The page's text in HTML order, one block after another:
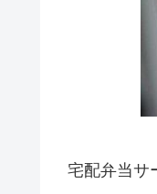
宅配弁当サ